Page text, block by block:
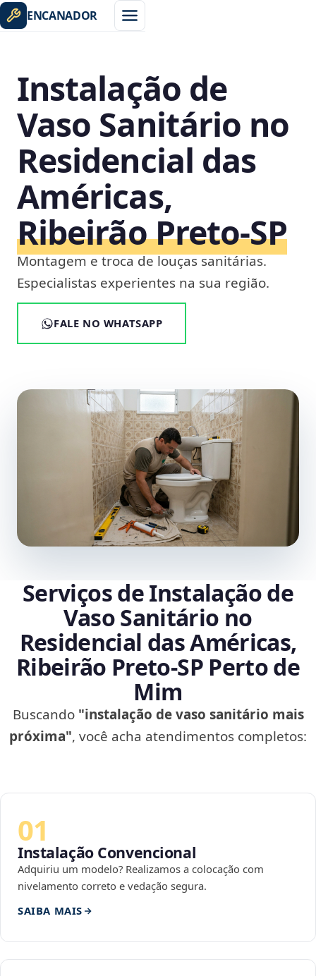
ENCANADOR
Instalação de
Vaso Sanitário no
Residencial das
Américas,
Ribeirão Preto‑SP
Montagem e troca de louças sanitárias.
Especialistas experientes na sua região.
FALE NO WHATSAPP
Serviços de Instalação de
Vaso Sanitário no
Residencial das Américas,
Ribeirão Preto‑SP Perto de
Mim
Buscando "instalação de vaso sanitário mais
próxima", você acha atendimentos completos:
01
Instalação Convencional
Adquiriu um modelo? Realizamos a colocação com
nivelamento correto e vedação segura.
SAIBA MAIS